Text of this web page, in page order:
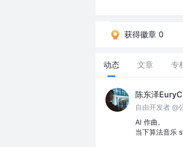
获得徽章 0
动态 文章 专
陈东泽
自由开发者 @
AI 作曲。
当下算法音乐